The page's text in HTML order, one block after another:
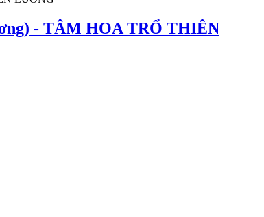
- TÂM HOA TRỔ THIÊN